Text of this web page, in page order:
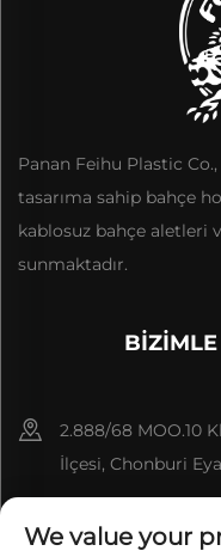
Panan Feihu Plastic
tasarıma sahip bahçe
kablosuz bahçe aletleri
sunmaktadır.
BIZIMLE
2.888/68 MOO.10
İlçesi, Chonburi
We value your